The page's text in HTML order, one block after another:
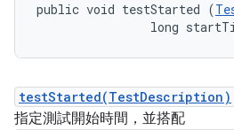
public void testStarted (
long
testStarted(TestDescription)
指定測試開始時間，並搭配